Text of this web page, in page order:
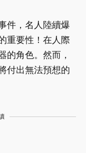
件，名人陸續爆
重要性！在人際
的角色。然而，
付出無法預想的